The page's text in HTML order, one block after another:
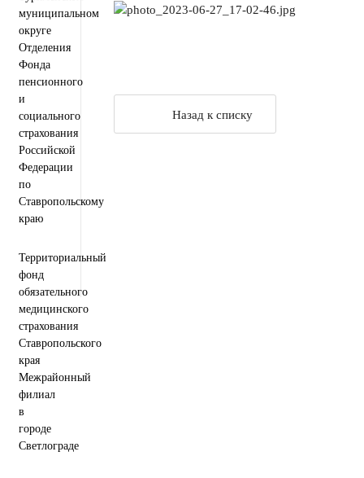
муниципальном
округе
Отделения
Фонда
пенсионного
и
социального
страхования
Российской
Федерации
по
Ставропольскому
краю
Территориальный
фонд
обязательного
медицинского
страхования
Ставропольского
края
Межрайонный
филиал
в
городе
Светлограде
Назад к списку